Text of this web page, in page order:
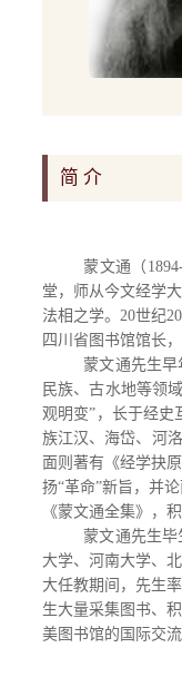
简 介
蒙文通（
堂，师从今文经学
法相之学。20世纪
四川省图书馆馆长
蒙文通先生
民族、古水地等领
观明变”，长于经
族江汉、海岱、河
面则著有《经学抉
扬“革命”新旨，并
《蒙文通全集》，
蒙文通先生
大学、河南大学、
大任教期间，先生
生大量采集图书、
美图书馆的国际交